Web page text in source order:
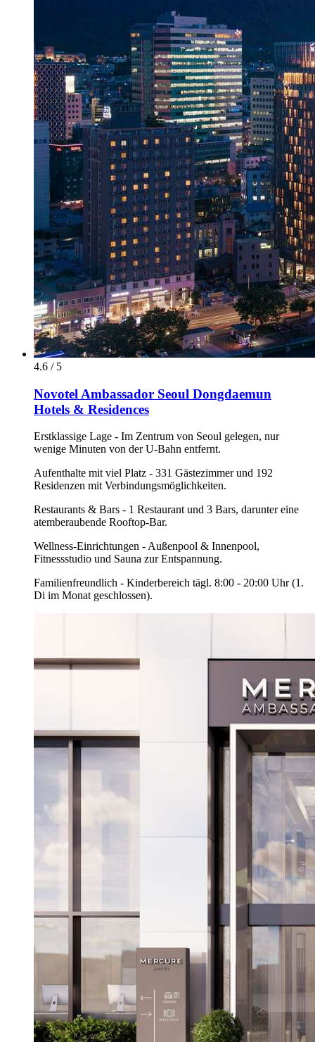
4.6 / 5
Novotel Ambassador Seoul Dongdaemun
Hotels & Residences
Erstklassige Lage - Im Zentrum von Seoul gelegen, nur
wenige Minuten von der U-Bahn entfernt.
Aufenthalte mit viel Platz - 331 Gästezimmer und 192
Residenzen mit Verbindungsmöglichkeiten.
Restaurants & Bars - 1 Restaurant und 3 Bars, darunter eine
atemberaubende Rooftop-Bar.
Wellness-Einrichtungen - Außenpool & Innenpool,
Fitnessstudio und Sauna zur Entspannung.
Familienfreundlich - Kinderbereich tägl. 8:00 - 20:00 Uhr (1.
Di im Monat geschlossen).